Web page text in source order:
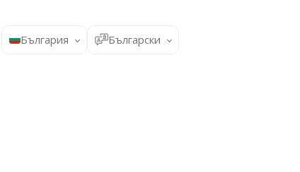
България Български